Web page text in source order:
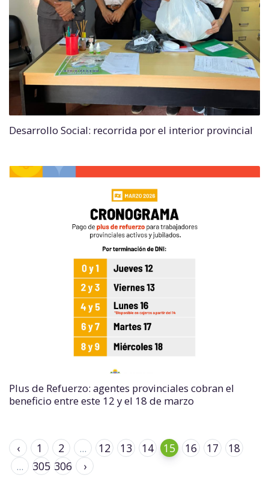
Desarrollo Social: recorrida por el interior provincial
Plus de Refuerzo: agentes provinciales cobran el
beneficio entre este 12 y el 18 de marzo
‹ 1 2 ... 12 13 14 15 16 17
18
...
305 306 ›